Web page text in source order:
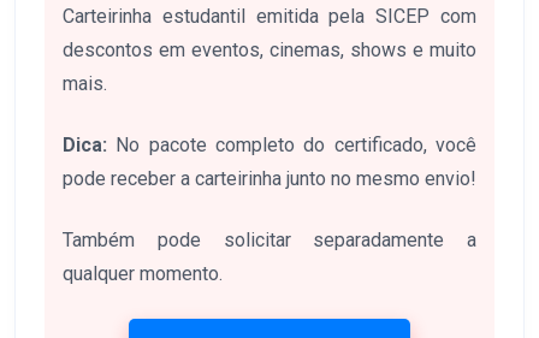
Carteirinha estudantil emitida pela SICEP com
descontos em eventos, cinemas, shows e muito
mais.
Dica: No pacote completo do certificado, você
pode receber a carteirinha junto no mesmo envio!
Também pode solicitar separadamente a
qualquer momento.